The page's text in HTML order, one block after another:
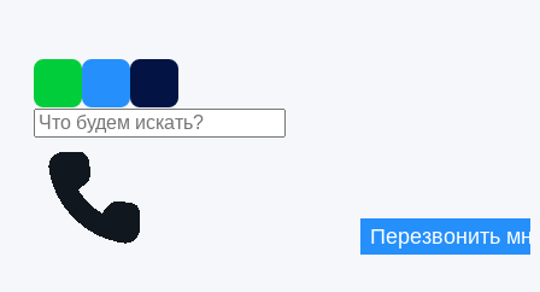
Перезвонить